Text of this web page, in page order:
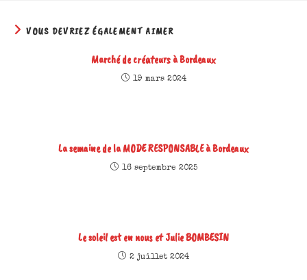
VOUS DEVRIEZ ÉGALEMENT AIMER
Marché de créateurs à Bordeaux
19 mars 2024
La semaine de la MODE RESPONSABLE à Bordeaux
16 septembre 2025
Le soleil est en nous et Julie BOMBESIN
2 juillet 2024